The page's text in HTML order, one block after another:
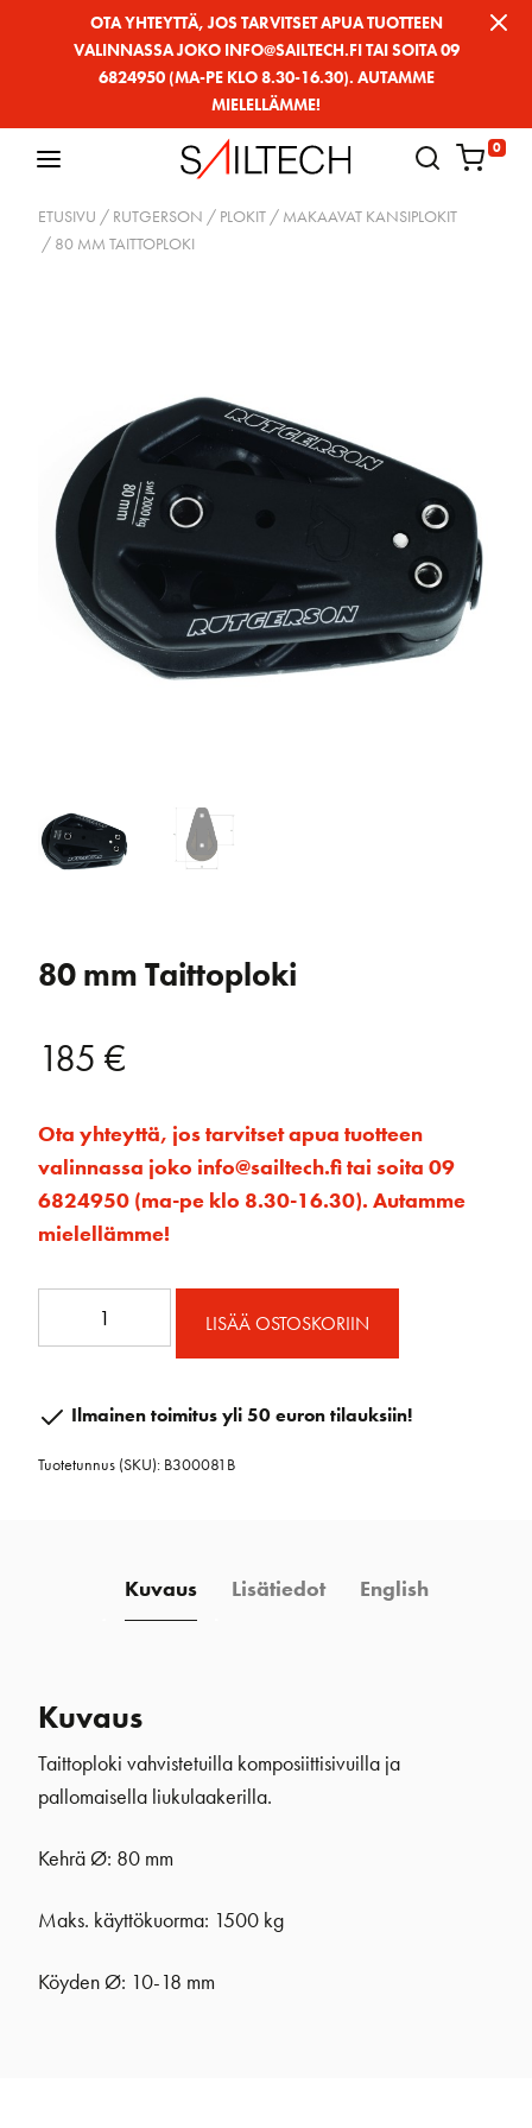
OTA YHTEYTTÄ, JOS TARVITSET APUA TUOTTEEN
VALINNASSA JOKO INFO@SAILTECH.FI TAI SOITA 09
6824950 (MA-PE KLO 8.30-16.30). AUTAMME
MIELELLÄMME!
0
ETUSIVU / RUTGERSON / PLOKIT / MAKAAVAT KANSIPLOKIT
/ 80 MM TAITTOPLOKI
80 mm Taittoploki
185 €
Ota yhteyttä, jos tarvitset apua tuotteen
valinnassa joko info@sailtech.fi tai soita 09
6824950 (ma-pe klo 8.30-16.30). Autamme
mielellämme!
määrä
LISÄÄ OSTOSKORIIN
Ilmainen toimitus yli 50 euron tilauksiin!
Tuotetunnus (SKU): B300081B
Kuvaus Lisätiedot English
Kuvaus
Taittoploki vahvistetuilla komposiittisivuilla ja
pallomaisella liukulaakerilla.
Kehrä Ø: 80 mm
Maks. käyttökuorma: 1500 kg
Köyden Ø: 10-18 mm